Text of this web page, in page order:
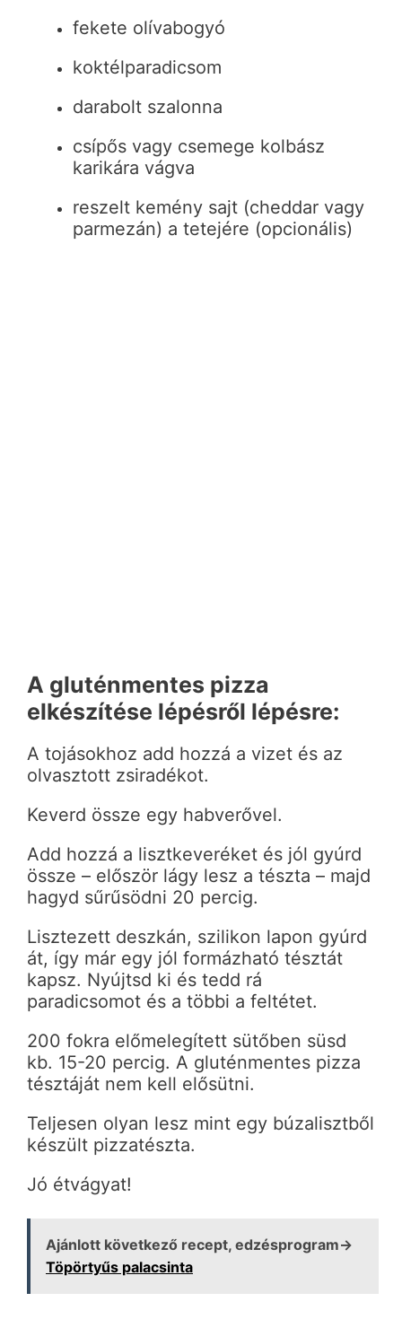
fekete olívabogyó
koktélparadicsom
darabolt szalonna
csípős vagy csemege kolbász
karikára vágva
reszelt kemény sajt (cheddar vagy
parmezán) a tetejére (opcionális)
A gluténmentes pizza
elkészítése lépésről lépésre:
A tojásokhoz add hozzá a vizet és az
olvasztott zsiradékot.
Keverd össze egy habverővel.
Add hozzá a lisztkeveréket és jól gyúrd
össze – először lágy lesz a tészta – majd
hagyd sűrűsödni 20 percig.
Lisztezett deszkán, szilikon lapon gyúrd
át, így már egy jól formázható tésztát
kapsz. Nyújtsd ki és tedd rá
paradicsomot és a többi a feltétet.
200 fokra előmelegített sütőben süsd
kb. 15-20 percig. A gluténmentes pizza
tésztáját nem kell elősütni.
Teljesen olyan lesz mint egy búzalisztből
készült pizzatészta.
Jó étvágyat!
Ajánlott következő recept, edzésprogram→
Töpörtyűs palacsinta